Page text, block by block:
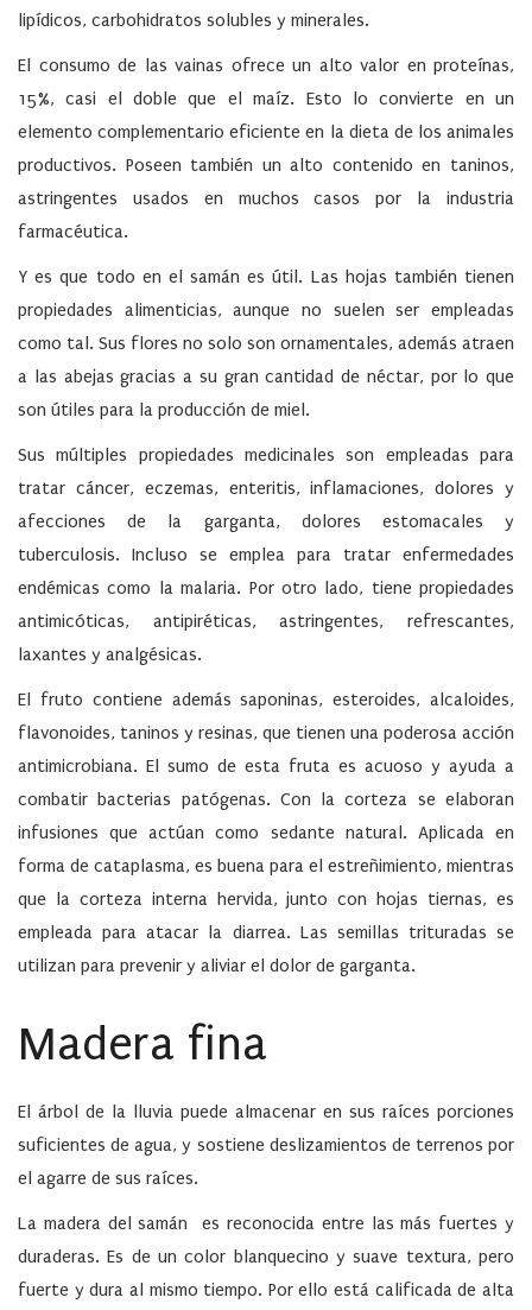
lipídicos, carbohidratos solubles y minerales.
El consumo de las vainas ofrece un alto valor en proteínas,
15%, casi el doble que el maíz. Esto lo convierte en un
elemento complementario eficiente en la dieta de los animales
productivos. Poseen también un alto contenido en taninos,
astringentes usados en muchos casos por la industria
farmacéutica.
Y es que todo en el samán es útil. Las hojas también tienen
propiedades alimenticias, aunque no suelen ser empleadas
como tal. Sus flores no solo son ornamentales, además atraen
a las abejas gracias a su gran cantidad de néctar, por lo que
son útiles para la producción de miel.
Sus múltiples propiedades medicinales son empleadas para
tratar cáncer, eczemas, enteritis, inflamaciones, dolores y
afecciones de la garganta, dolores estomacales y
tuberculosis. Incluso se emplea para tratar enfermedades
endémicas como la malaria. Por otro lado, tiene propiedades
antimicóticas, antipiréticas, astringentes, refrescantes,
laxantes y analgésicas.
El fruto contiene además saponinas, esteroides, alcaloides,
flavonoides, taninos y resinas, que tienen una poderosa acción
antimicrobiana. El sumo de esta fruta es acuoso y ayuda a
combatir bacterias patógenas. Con la corteza se elaboran
infusiones que actúan como sedante natural. Aplicada en
forma de cataplasma, es buena para el estreñimiento, mientras
que la corteza interna hervida, junto con hojas tiernas, es
empleada para atacar la diarrea. Las semillas trituradas se
utilizan para prevenir y aliviar el dolor de garganta.
Madera fina
El árbol de la lluvia puede almacenar en sus raíces porciones
suficientes de agua, y sostiene deslizamientos de terrenos por
el agarre de sus raíces.
La madera del samán es reconocida entre las más fuertes y
duraderas. Es de un color blanquecino y suave textura, pero
fuerte y dura al mismo tiempo. Por ello está calificada de alta